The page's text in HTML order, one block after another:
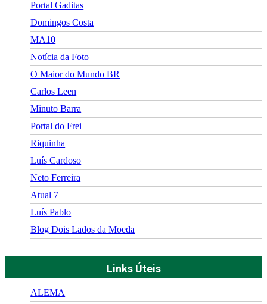
Portal Gaditas
Domingos Costa
MA10
Notícia da Foto
O Maior do Mundo BR
Carlos Leen
Minuto Barra
Portal do Frei
Riquinha
Luís Cardoso
Neto Ferreira
Atual 7
Luís Pablo
Blog Dois Lados da Moeda
Links Úteis
ALEMA